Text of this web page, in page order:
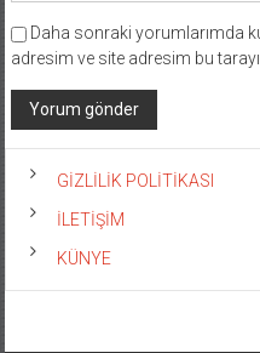
Daha sonraki yorumlarımda
adresim ve site adresim bu
GİZLİLİK POLİTİKASI
İLETİŞİM
KÜNYE